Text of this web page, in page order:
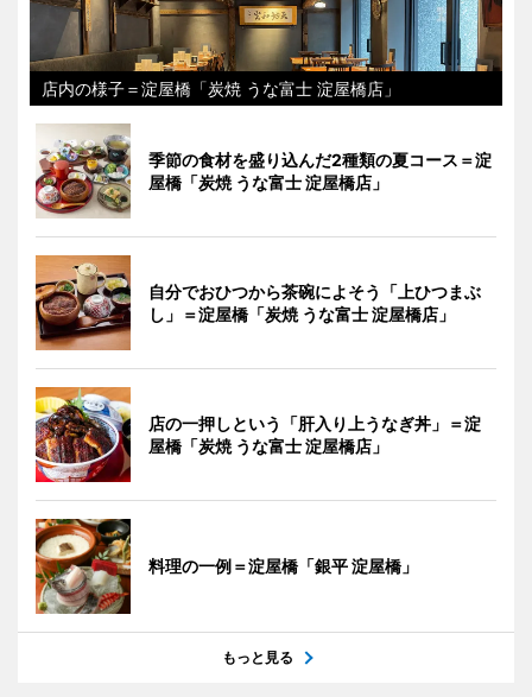
店内の様子＝淀屋橋「炭焼 うな富士 淀屋橋店」
季節の食材を盛り込んだ2種類の夏コース＝淀
屋橋「炭焼 うな富士 淀屋橋店」
自分でおひつから茶碗によそう「上ひつまぶ
し」＝淀屋橋「炭焼 うな富士 淀屋橋店」
店の一押しという「肝入り上うなぎ丼」＝淀
屋橋「炭焼 うな富士 淀屋橋店」
料理の一例＝淀屋橋「銀平 淀屋橋」
もっと見る